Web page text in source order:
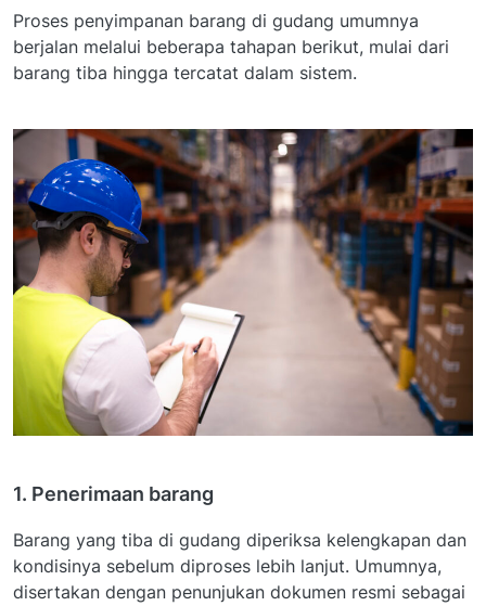
Proses penyimpanan barang di gudang umumnya
berjalan melalui beberapa tahapan berikut, mulai dari
barang tiba hingga tercatat dalam sistem.
1. Penerimaan barang
Barang yang tiba di gudang diperiksa kelengkapan dan
kondisinya sebelum diproses lebih lanjut. Umumnya,
disertakan dengan penunjukan dokumen resmi sebagai